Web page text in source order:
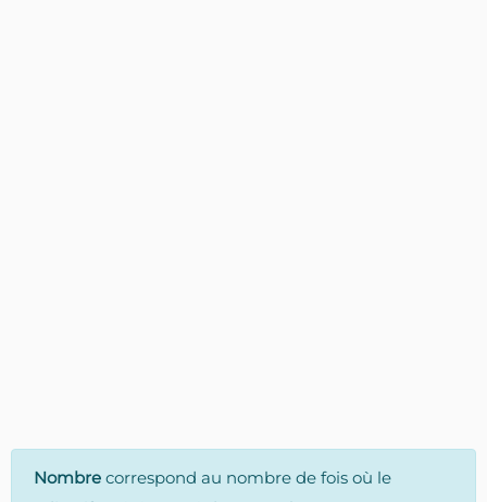
Nombre correspond au nombre de fois où le